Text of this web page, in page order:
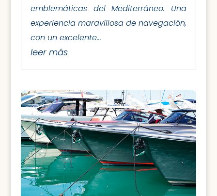
emblemáticas del Mediterráneo. Una
experiencia maravillosa de navegación,
con un excelente...
leer más